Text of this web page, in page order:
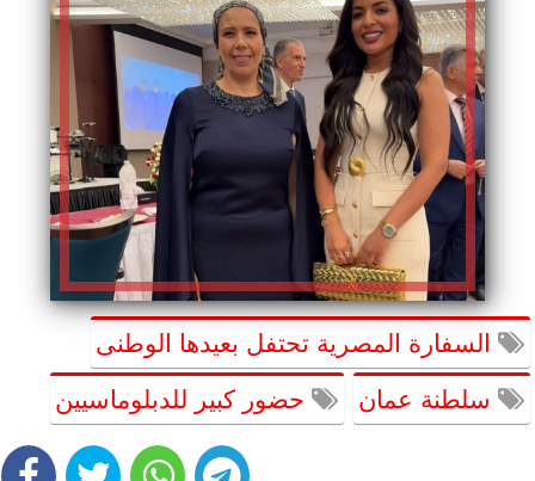
السفارة المصرية تحتفل بعيدها الوطنى
سلطنة عمان حضور كبير للدبلوماسيين